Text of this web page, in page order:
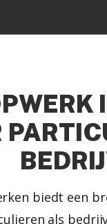
biedt een
als